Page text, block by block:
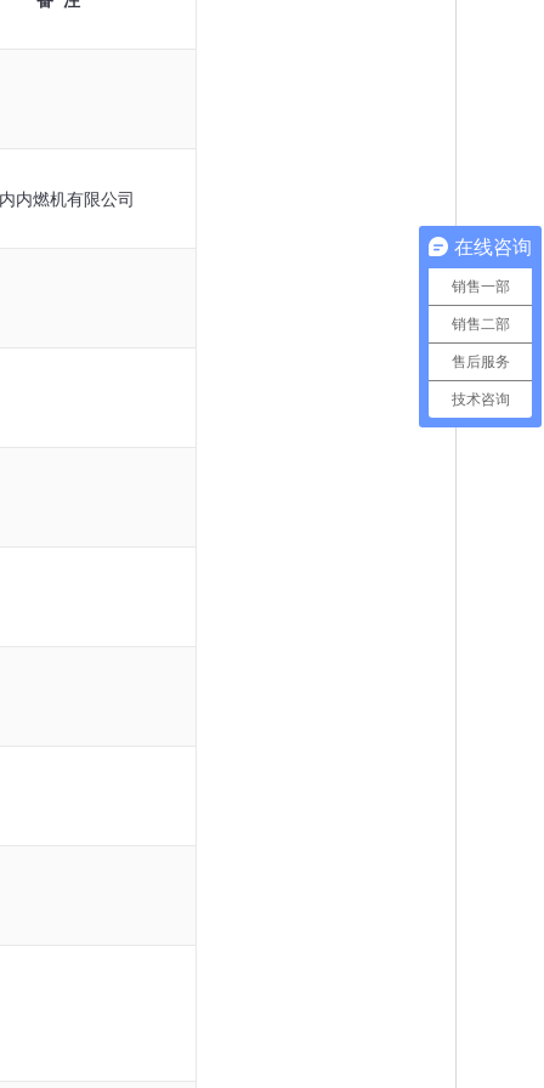
内燃机有限公司
在线咨询
销售一部
销售二部
售后服务
技术咨询